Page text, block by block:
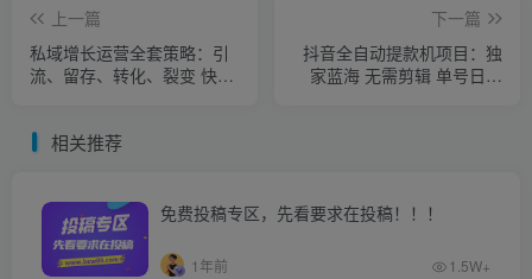
上一篇
私域增长运营全套策略：引
流、留存、转化、裂变 快速
下一篇
抖音全自动提款机项目：独
家蓝海 无需剪辑 单号日赚
相关推荐
免费投稿专区，先看要求在投稿！！！
1年前 1.5W+